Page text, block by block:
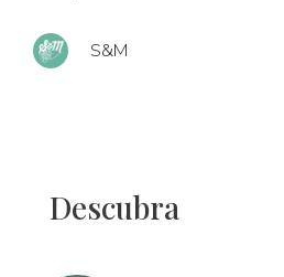
S&M
Descubra